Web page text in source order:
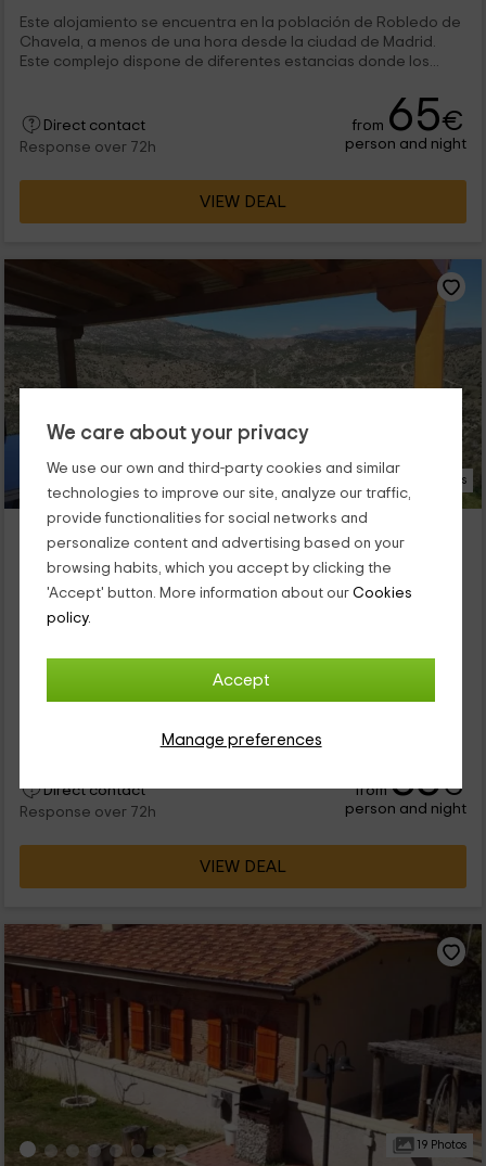
We care about your privacy
We use our own and third-party cookies and similar
technologies to improve our site, analyze our traffic,
provide functionalities for social networks and
personalize content and advertising based on your
browsing habits, which you accept by clicking the
'Accept' button. More information about our Cookies
policy.
Accept
Manage preferences
Este alojamiento se encuentra en la población de Robledo de
Chavela, a menos de una hora desde la ciudad de Madrid.
Este complejo dispone de diferentes estancias donde los...
Direct contact
Response over 72h
from 65€
person and night
VIEW DEAL
31 Photos
Casa Luna Río Cofio
Robledo De Chavela, Madrid
Booked 5 times
Full Rental
dejarse envolver por la tranquilidad del campo. No solo tiene
unas vistas espectaculares a la montaña, si no que también
Direct contact
Response over 72h
from35€
person and night
VIEW DEAL
19 Photos